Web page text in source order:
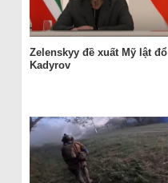
Zelenskyy đề xuất Mỹ lật đổ
Kadyrov